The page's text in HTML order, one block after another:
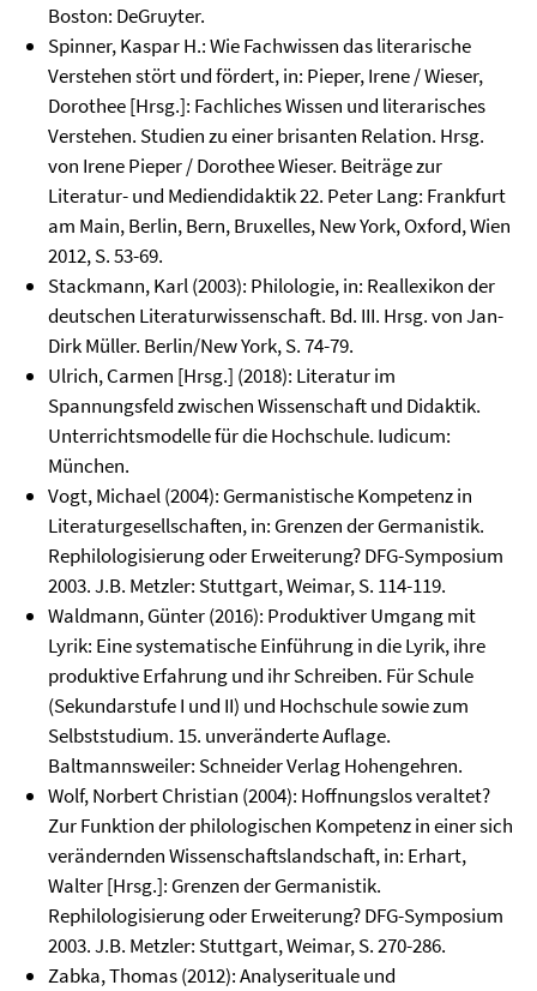
Boston: DeGruyter.
Spinner, Kaspar H.: Wie Fachwissen das literarische
Verstehen stört und fördert, in: Pieper, Irene / Wieser,
Dorothee [Hrsg.]: Fachliches Wissen und literarisches
Verstehen. Studien zu einer brisanten Relation. Hrsg.
von Irene Pieper / Dorothee Wieser. Beiträge zur
Literatur- und Mediendidaktik 22. Peter Lang: Frankfurt
am Main, Berlin, Bern, Bruxelles, New York, Oxford, Wien
2012, S. 53-69.
Stackmann, Karl (2003): Philologie, in: Reallexikon der
deutschen Literaturwissenschaft. Bd. III. Hrsg. von Jan-
Dirk Müller. Berlin/New York, S. 74-79.
Ulrich, Carmen [Hrsg.] (2018): Literatur im
Spannungsfeld zwischen Wissenschaft und Didaktik.
Unterrichtsmodelle für die Hochschule. Iudicum:
München.
Vogt, Michael (2004): Germanistische Kompetenz in
Literaturgesellschaften, in: Grenzen der Germanistik.
Rephilologisierung oder Erweiterung? DFG-Symposium
2003. J.B. Metzler: Stuttgart, Weimar, S. 114-119.
Waldmann, Günter (2016): Produktiver Umgang mit
Lyrik: Eine systematische Einführung in die Lyrik, ihre
produktive Erfahrung und ihr Schreiben. Für Schule
(Sekundarstufe I und II) und Hochschule sowie zum
Selbststudium. 15. unveränderte Auflage.
Baltmannsweiler: Schneider Verlag Hohengehren.
Wolf, Norbert Christian (2004): Hoffnungslos veraltet?
Zur Funktion der philologischen Kompetenz in einer sich
verändernden Wissenschaftslandschaft, in: Erhart,
Walter [Hrsg.]: Grenzen der Germanistik.
Rephilologisierung oder Erweiterung? DFG-Symposium
2003. J.B. Metzler: Stuttgart, Weimar, S. 270-286.
Zabka, Thomas (2012): Analyserituale und